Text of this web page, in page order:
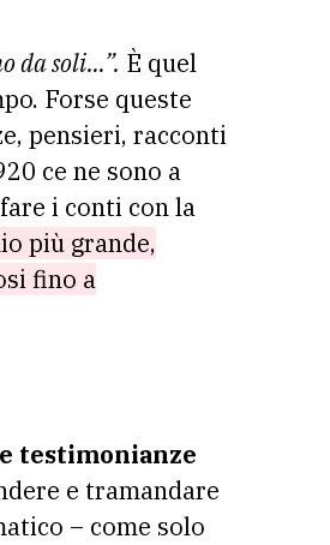
da soli…”. È quel
Forse queste
pensieri, racconti
ce ne sono a
i conti con la
più grande,
fino a
testimonianze
e tramandare
– come solo